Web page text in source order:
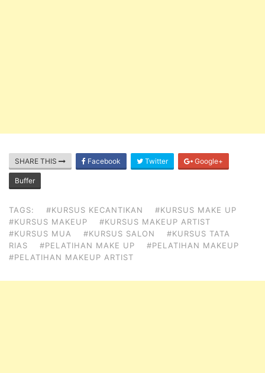
SHARE THIS Facebook Twitter Google+
Buffer
TAGS: #KURSUS KECANTIKAN
#KURSUS MAKE UP
#KURSUS MAKEUP
#KURSUS MAKEUP ARTIST
#KURSUS MUA
#KURSUS SALON
#KURSUS TATA
RIAS
#PELATIHAN MAKE UP
#PELATIHAN MAKEUP
#PELATIHAN MAKEUP ARTIST